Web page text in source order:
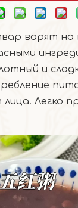
варят на
и
Легко